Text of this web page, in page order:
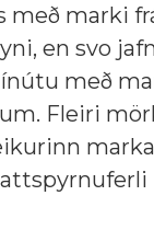
með marki
en svo
með
Fleiri